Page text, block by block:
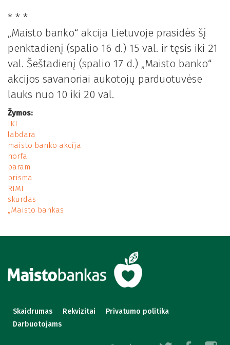
* * *
„Maisto banko“ akcija Lietuvoje prasidės šį
penktadienį (spalio 16 d.) 15 val. ir tęsis iki 21
val. Šeštadienį (spalio 17 d.) „Maisto banko“
akcijos savanoriai aukotojų parduotuvėse
lauks nuo 10 iki 20 val.
Žymos:
IKI
labdara
maisto banko akcija
norfa
param
prisma
RIMI
skurdas
„Maisto bankas
Skaidrumas Rekvizitai
Privatumo politika
Darbuotojams